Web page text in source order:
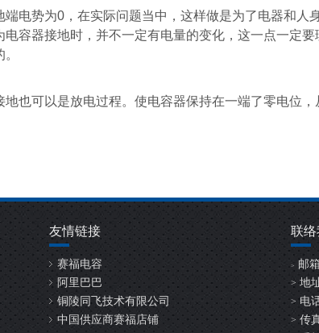
端电势为0 ，在实际问题当中，这样做是为了电器和人
容器接地时，并不一定有电量的变化，这一点一定
也可以是放电过程。使电容器保持在一端了零电位，
友情链接
赛福电容
阿里巴巴
铜陵同飞技术有限公司
中国供应商赛福店铺
联络
> 邮
> 地
> 电
> 传